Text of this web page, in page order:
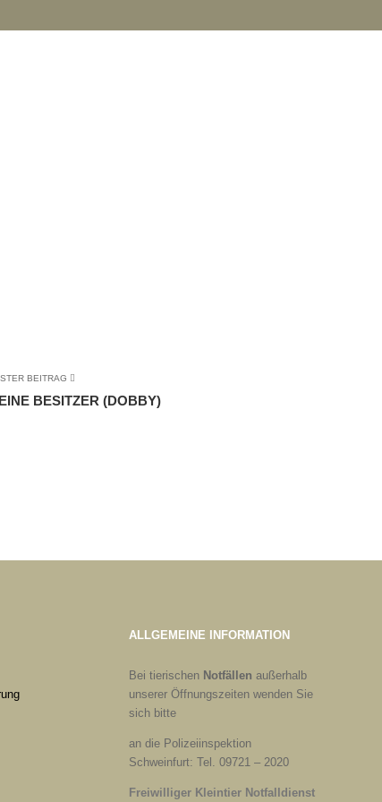
BEITRAG
BESITZER (DOBBY)
ALLGEMEINE INFORMATION
Bei tierischen Notfällen außerhalb
unserer Öffnungszeiten wenden Sie
sich bitte
an die Polizeiinspektion
Schweinfurt: Tel. 09721 – 2020
Freiwilliger Kleintier Notfalldienst